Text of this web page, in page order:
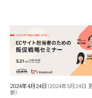
2024年4月24日 （2024年5月24日
新）